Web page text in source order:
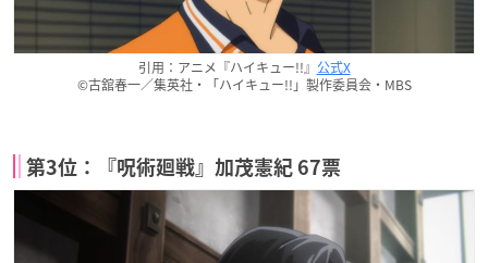
引用：アニメ『ハイキュー!!』 公式X
©古舘春一／集英社・「ハイキュー!!」製作委員会・MBS
第3位：『呪術廻戦』加茂憲紀 67票